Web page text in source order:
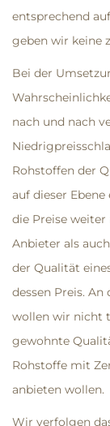
entsprechend
geben wir keine
Bei der
nach und nach
Rohstoffen der
auf dieser
die Preise
Anbieter als
der Qualität
dessen Preis.
wollen wir nicht
gewohnte
Rohstoffe mit
anbieten wollen.
Wir verfolgen